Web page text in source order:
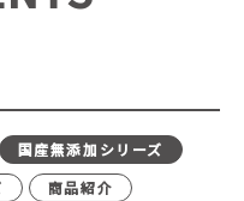
国産無添加シリーズ
商品紹介